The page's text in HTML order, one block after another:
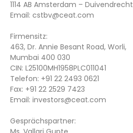
1114 AB Amsterdam – Duivendrecht
Email: cstbv@ceat.com
Firmensitz:
463, Dr. Annie Besant Road, Worli,
Mumbai 400 030
CIN: L25100MH1958PLC011041
Telefon: +91 22 2493 0621
Fax: +91 22 2529 7423
Email: investors@ceat.com
Gesprächspartner: